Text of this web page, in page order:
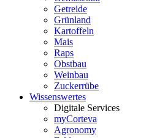
Getreide
Grünland
Kartoffeln
Mais
Raps
Obstbau
Weinbau
Zuckerrübe
Wissenswertes
Digitale Services
myCorteva
Agronomy